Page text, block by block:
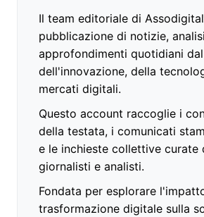
Il team editoriale di
pubblicazione di notizie,
approfondimenti quotidiani
dell'innovazione, della
mercati digitali.
Questo account raccoglie i
della testata, i comunicati
e le inchieste collettive curate
giornalisti e analisti.
Fondata per esplorare
trasformazione digitale sulla